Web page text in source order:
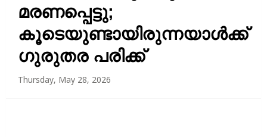
മരണപ്പെട്ടു;
കൂടെയുണ്ടായിരുന്നയാൾക്ക്
ഗുരുതര പരിക്ക്
Thursday, May 28, 2026